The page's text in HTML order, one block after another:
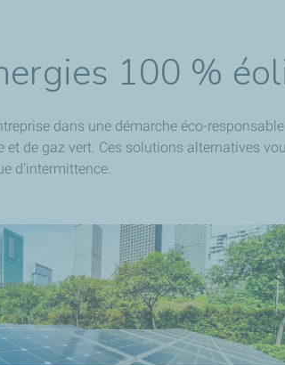
100 %
dans une démarche éco-
et de gaz vert. Ces solutions alternatives
d’intermittence.